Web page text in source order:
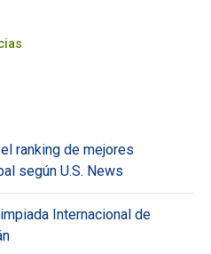
ranking de mejores
según U.S. News
Internacional de